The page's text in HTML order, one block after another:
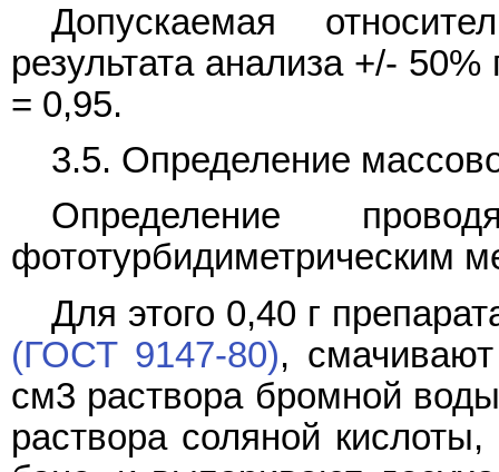
Допускаемая
результата анализа +/-
= 0,95.
3.5. Определение
Определение
фототурбидиметрическим
Для этого 0,40 г
(ГОСТ 9147-80),
см3 раствора бромной
раствора соляной